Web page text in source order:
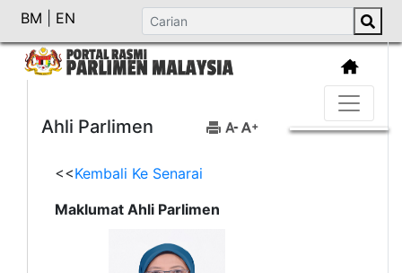
BM EN
Ahli Parlimen
<<Kembali Ke Senarai
Maklumat Ahli Parlimen